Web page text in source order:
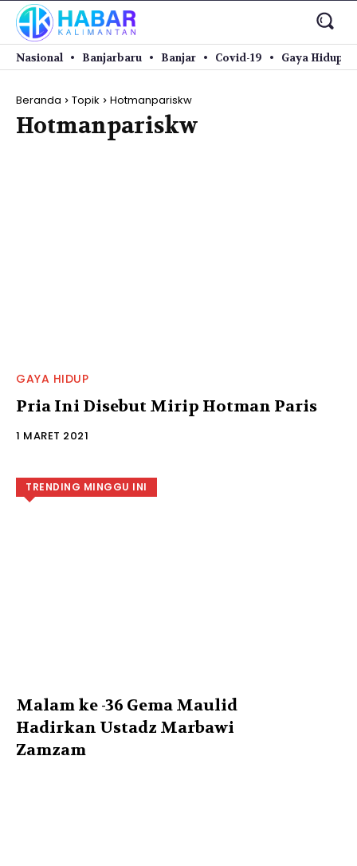
Nasional Banjarbaru Banjar Covid-19 Gaya Hidup
Beranda Topik Hotmanpariskw
Hotmanpariskw
GAYA HIDUP
Pria Ini Disebut Mirip Hotman Paris
1 MARET 2021
TRENDING MINGGU INI
Malam ke -36 Gema Maulid
Hadirkan Ustadz Marbawi
Zamzam